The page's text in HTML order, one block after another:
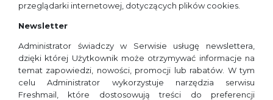
przeglądarki internetowej, dotyczących plików cookies.
Newsletter
Administrator świadczy w Serwisie usługę newslettera,
dzięki której Użytkownik może otrzymywać informacje na
temat zapowiedzi, nowości, promocji lub rabatów. W tym
celu Administrator wykorzystuje narzędzia serwisu
Freshmail, które dostosowują treści do preferencji